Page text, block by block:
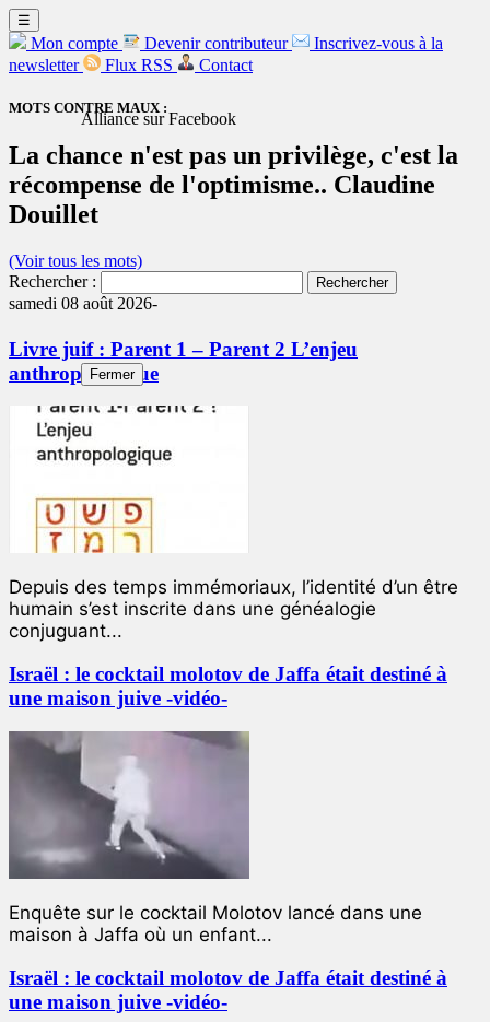
☰
Mon compte Devenir contributeur
Inscrivez-vous à la
newsletter
Flux RSS Contact
MOTS CONTRE MAUX :
La chance n'est pas un privilège, c'est la
récompense de l'optimisme.. Claudine
Douillet
(Voir tous les mots)
Rechercher :
samedi 08 août 2026-
Livre juif : Parent 1 – Parent 2 L’enjeu
anthropologique
Depuis des temps immémoriaux, l’identité d’un être
humain s’est inscrite dans une généalogie
conjuguant...
Israël : le cocktail molotov de Jaffa était destiné à
une maison juive -vidéo-
Enquête sur le cocktail Molotov lancé dans une
maison à Jaffa où un enfant...
Israël : le cocktail molotov de Jaffa était destiné à
une maison juive -vidéo-
Alliance sur Facebook
Fermer